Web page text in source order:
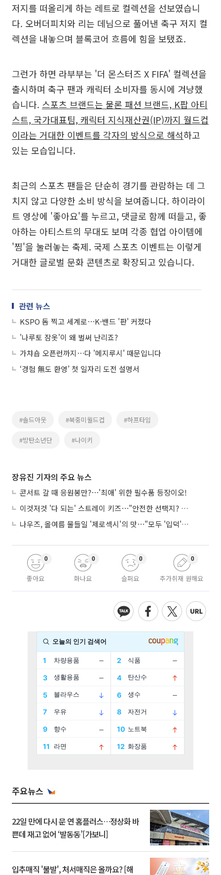
저지를 떠올리게 하는 레트로 컬렉션을 선보였습니
다. 오버더피치와 리는 데님으로 풀어낸 축구 저지 컬
렉션을 내놓으며 블록코어 흐름에 힘을 보탰죠.
그런가 하면 라부부는 '더 몬스터즈 X FIFA' 컬렉션을
출시하며 축구 팬과 캐릭터 소비자를 동시에 겨냥했
습니다. 스포츠 브랜드는 물론 패션 브랜드, K팝 아티
스트, 국가대표팀, 캐릭터 지식재산권(IP)까지 월드컵
이라는 거대한 이벤트를 각자의 방식으로 해석하고
있는 모습입니다.
최근의 스포츠 팬들은 단순히 경기를 관람하는 데 그
치지 않고 다양한 소비 방식을 보여줍니다. 하이라이
트 영상에 '좋아요'를 누르고, 댓글로 함께 떠들고, 좋
아하는 아티스트의 무대도 보며 각종 협업 아이템에
'찜'을 눌러놓는 축제. 국제 스포츠 이벤트는 이렇게
거대한 글로벌 문화 콘텐츠로 확장되고 있습니다.
관련 뉴스
KSPO 돔 찍고 세계로⋯K-밴드 '판' 커졌다
'나루토 잠옷'이 왜 벌써 난리죠?
가챠숍 오픈런까지⋯다 '메지루시' 때문입니다
‘경험 無도 환영’ 첫 일자리 도전 설명서
#솔드아웃 #북중미월드컵 #하프타임
#방탄소년단 #나이키
장유진 기자의 주요 뉴스
콘서트 갈 때 응원봉만?⋯'최애' 위한 필수품 등장이오!
이것저것 '다 되는' 스트레이 키즈⋯"안전한 선택지? 도전이 재밌죠"
나우즈, 올여름 물들일 '제로섹시'의 맛⋯"모두 '입덕'시킬 것"
좋아요
0
화나요
0
슬퍼요
0
추가취재 원해요
0
주요뉴스
22일 만에 다시 문 연 홈플러스…정상화 바
쁜데 재고 없어 ‘발동동’[가보니]
입추매직 '불발', 처서매직은 올까요? [해